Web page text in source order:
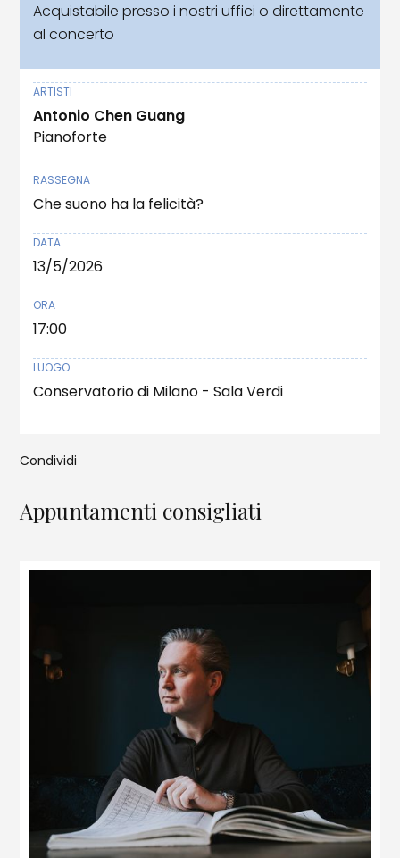
Acquistabile presso i nostri uffici o direttamente
al concerto
ARTISTI
Antonio Chen Guang
Pianoforte
RASSEGNA
Che suono ha la felicità?
DATA
13/5/2026
ORA
17:00
LUOGO
Conservatorio di Milano - Sala Verdi
Appuntamenti consigliati
Condividi